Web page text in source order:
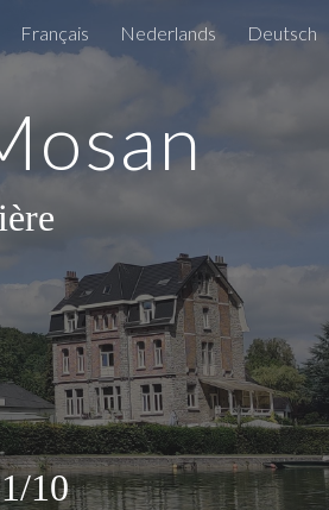
navigation
Français Nederlands Deutsch
10